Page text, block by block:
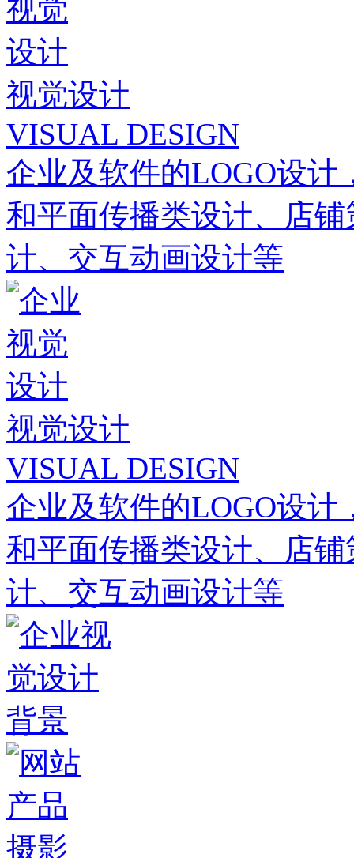
视觉设计
VISUAL DESIGN
企业及软件的LOGO设
和平面传播类设计、店
计、交互动画设计等
视觉设计
VISUAL DESIGN
企业及软件的LOGO设
和平面传播类设计、店
计、交互动画设计等